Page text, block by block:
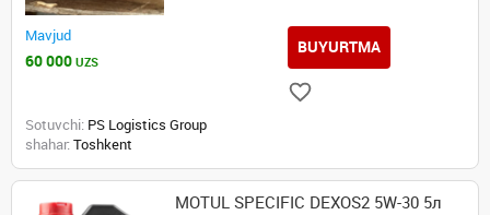
Mavjud
60 000 UZS
BUYURTMA
Sotuvchi: PS Logistics Group
shahar: Toshkent
MOTUL SPECIFIC DEXOS2 5W-30 5л